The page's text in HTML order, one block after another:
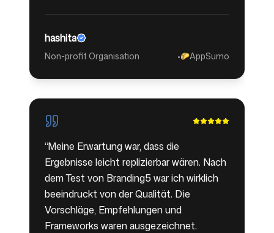
hashita
Non-profit Organisation •🌮AppSumo
“Meine Erwartung war, dass die
Ergebnisse leicht replizierbar wären. Nach
dem Test von Branding5 war ich wirklich
beeindruckt von der Qualität. Die
Vorschläge, Empfehlungen und
Frameworks waren ausgezeichnet.